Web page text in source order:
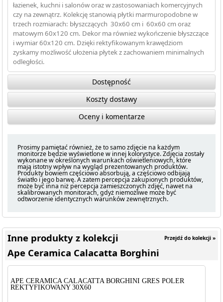
łazienek, kuchni i salonów oraz w zastosowaniach komercyjnych
czy na zewnątrz. Kolekcję stanowią płytki marmuropodobne w
trzech rozmiarach: błyszczących 30x60 cm i 60x60 cm oraz
matowym 60x120 cm. Dekor ma również wykończenie błyszczące
i wymiar 60x120 cm. Dzięki rektyfikowanym krawędziom
zyskamy możliwość ułożenia płytek z zachowaniem minimalnych
odległości.
Dostępność
Koszty dostawy
Oceny i komentarze
Prosimy pamiętać również, że to samo zdjęcie na każdym
monitorze będzie wyświetlone w innej kolorystyce. Zdjęcia zostały
wykonane w określonych warunkach oświetleniowych, które
mają istotny wpływ na wygląd prezentowanych produktów.
Produkty bowiem częściowo absorbują, a częściowo odbijają
światło i jego barwę. A zatem percepcja zakupionych produktów,
może być inna niż percepcja zamieszczonych zdjęć, nawet na
skalibrowanych monitorach, gdyż niemożliwe może być
odtworzenie identycznych warunków zewnętrznych.
Przejdź do kolekcji »
Inne produkty z kolekcji
Ape Ceramica Calacatta Borghini
APE CERAMICA CALACATTA BORGHINI GRES POLER
REKTYFIKOWANY 30X60